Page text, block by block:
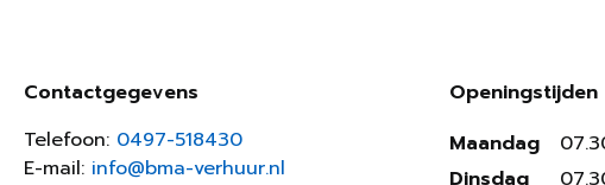
Contactgegevens
Telefoon: 0497-518430
E-mail: info@bma-verhuur.nl
Openingstijden
Maandag